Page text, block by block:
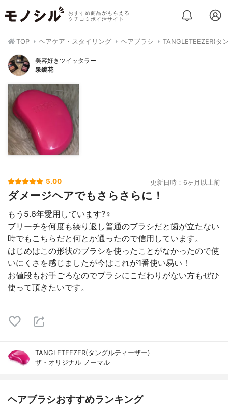
おすすめ商品がもらえる
クチコミポイ活サイト
TOP ヘアケア・スタイリング ヘアブラシ TANGLETEEZER(タ
美容好きツイッタラー
泉鏡花
5.00 更新日時：6ヶ月以上前
ダメージヘアでもさらさらに！
もう5.6年愛用しています?‍♀️
ブリーチを何度も繰り返し普通のブラシだと歯が立たない
時でもこちらだと何とか通ったので信用しています。
はじめはこの形状のブラシを使ったことがなかったので使
いにくさを感じましたが今はこれが1番使い易い！
お値段もお手ごろなのでブラシにこだわりがない方もぜひ
使って頂きたいです。
TANGLETEEZER(タングルティーザー)
ザ・オリジナル ノーマル
ヘアブラシおすすめランキング